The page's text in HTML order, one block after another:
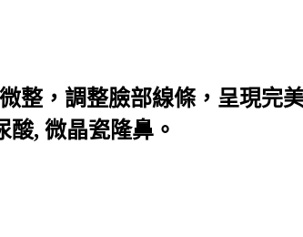
整，調整臉部線條，呈現完
, 微晶瓷隆鼻。